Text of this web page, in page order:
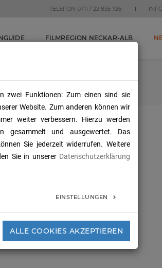
TELEFON 0711 / 22 835 726
FILMREGION NECKAR-ALB
zwei Funktionen: Zum einen sind sie
Website. Zum anderen können wir
weiter verbessern. Hierzu werden
gesammelt und ausgewertet. Das
Sie jederzeit widerrufen. Weitere
Sie in unserer Datenschutzerklärung
EINSTELLUNGEN
ALLE COOKIES AKZEPTIEREN